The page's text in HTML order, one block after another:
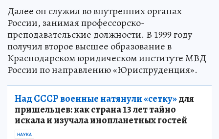
Далее он служил во внутренних органах
России, занимая профессорско-
преподавательские должности. В 1999 году
получил второе высшее образование в
Краснодарском юридическом институте МВД
России по направлению «Юриспруденция».
Над СССР военные натянули «сетку»для
пришельцев: как страна 13 лет тайно
искала и изучала инопланетных гостей
НАУКА